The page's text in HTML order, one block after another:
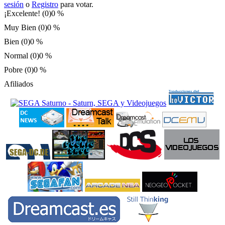
sesión o Registro para votar.
¡Excelente! (0)0 %
Muy Bien (0)0 %
Bien (0)0 %
Normal (0)0 %
Pobre (0)0 %
Afiliados